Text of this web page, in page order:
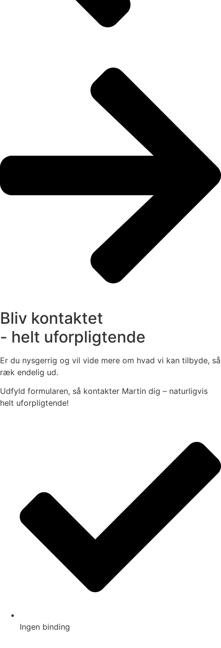
Bliv kontaktet
- helt uforpligtende
Er du nysgerrig og vil vide mere om hvad vi kan tilbyde, så
ræk endelig ud.
Udfyld formularen, så kontakter Martin dig – naturligvis
helt uforpligtende!
Ingen binding